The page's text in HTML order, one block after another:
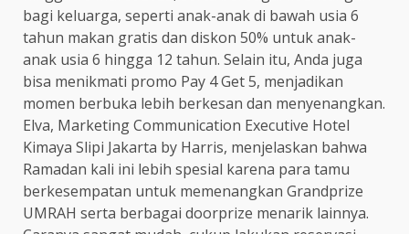
bagi keluarga, seperti anak-anak di bawah usia 6
tahun makan gratis dan diskon 50% untuk anak-
anak usia 6 hingga 12 tahun. Selain itu, Anda juga
bisa menikmati promo Pay 4 Get 5, menjadikan
momen berbuka lebih berkesan dan menyenangkan.
Elva, Marketing Communication Executive Hotel
Kimaya Slipi Jakarta by Harris, menjelaskan bahwa
Ramadan kali ini lebih spesial karena para tamu
berkesempatan untuk memenangkan Grandprize
UMRAH serta berbagai doorprize menarik lainnya.